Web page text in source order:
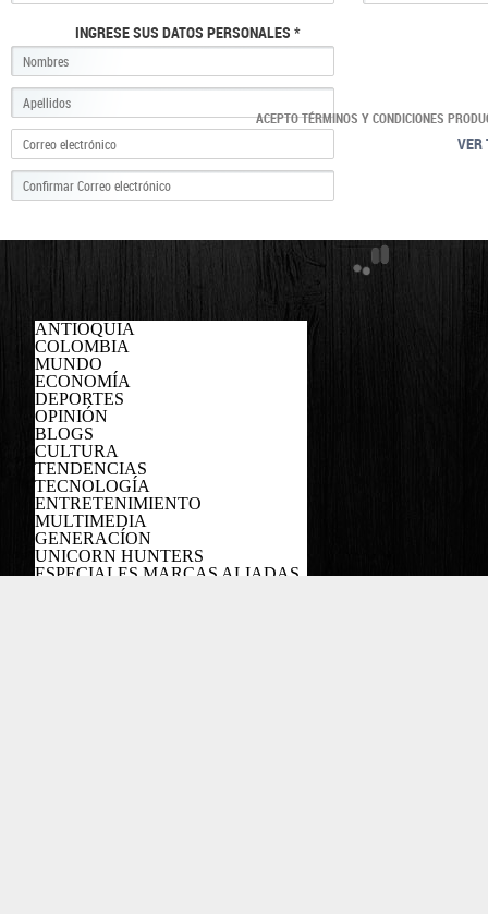
INGRESE SUS DATOS PERSONALES *
ACEPTO TÉRMINOS Y CONDICIONES
VER
ANTIOQUIA
COLOMBIA
MUNDO
ECONOMÍA
DEPORTES
OPINIÓN
BLOGS
CULTURA
TENDENCIAS
TECNOLOGÍA
ENTRETENIMIENTO
MULTIMEDIA
GENERACÍON
UNICORN HUNTERS
ESPECIALES MARCAS ALIADAS